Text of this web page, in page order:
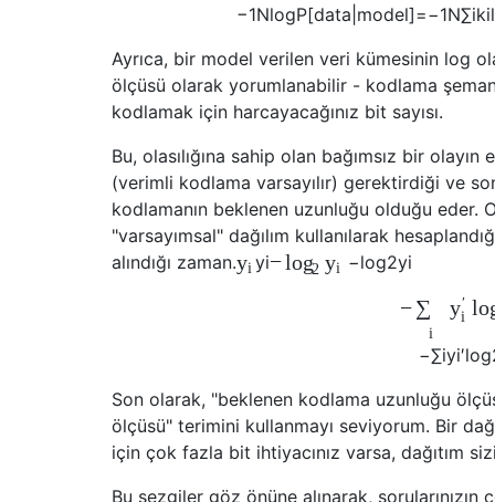
−1NlogP[data model]=−1N∑iki
Ayrıca, bir model verilen veri kümesinin log
ölçüsü olarak yorumlanabilir - kodlama
kodlamak için harcayacağınız bit sayısı.
Bu, olasılığına sahip olan bağımsız bir
(verimli kodlama varsayılır) gerektirdiği ve
kodlamanın beklenen uzunluğu olduğu eder.
"varsayımsal" dağılım kullanılarak
alındığı zaman.yi yi−log2 yi −log2yi
−∑
i
y′
i
−∑iyi′log
Son olarak, "beklenen kodlama uzunluğu
ölçüsü" terimini kullanmayı seviyorum. Bir
için çok fazla bit ihtiyacınız varsa, dağıtım
Bu sezgiler göz önüne alınarak,